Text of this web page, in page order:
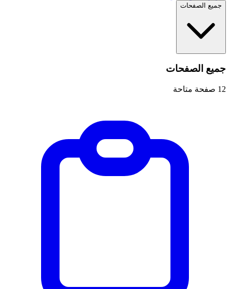
جميع الصفحات
جميع الصفحات
12 صفحة متاحة